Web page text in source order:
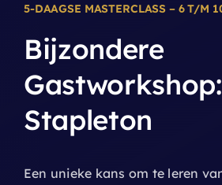
5-DAAGSE MASTERCLASS – 6 T/M
Bijzondere
Gastworkshop:
Stapleton
Een unieke kans om te leren